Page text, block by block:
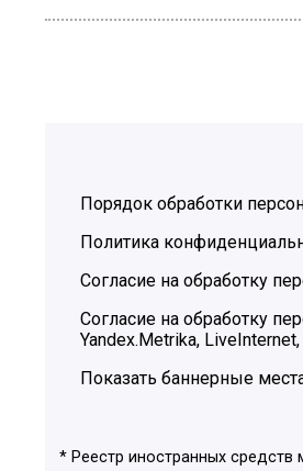
Порядок обработки
Политика
Согласие на обработку
Согласие на обработку
Yandex.Metrika,
Показать баннерные
* Реестр иностранных